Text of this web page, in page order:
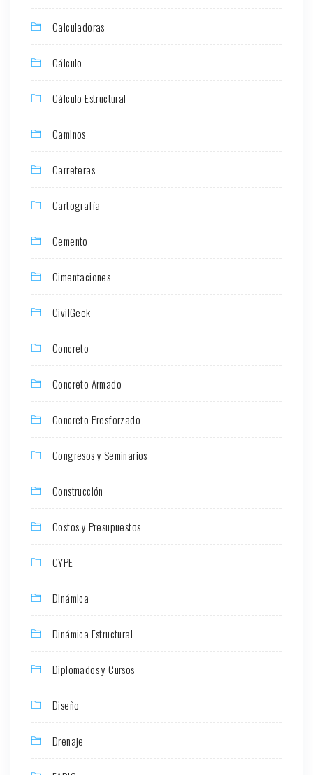
Calculadoras
Cálculo
Cálculo Estructural
Caminos
Carreteras
Cartografía
Cemento
Cimentaciones
CivilGeek
Concreto
Concreto Armado
Concreto Presforzado
Congresos y Seminarios
Construcción
Costos y Presupuestos
CYPE
Dinámica
Dinámica Estructural
Diplomados y Cursos
Diseño
Drenaje